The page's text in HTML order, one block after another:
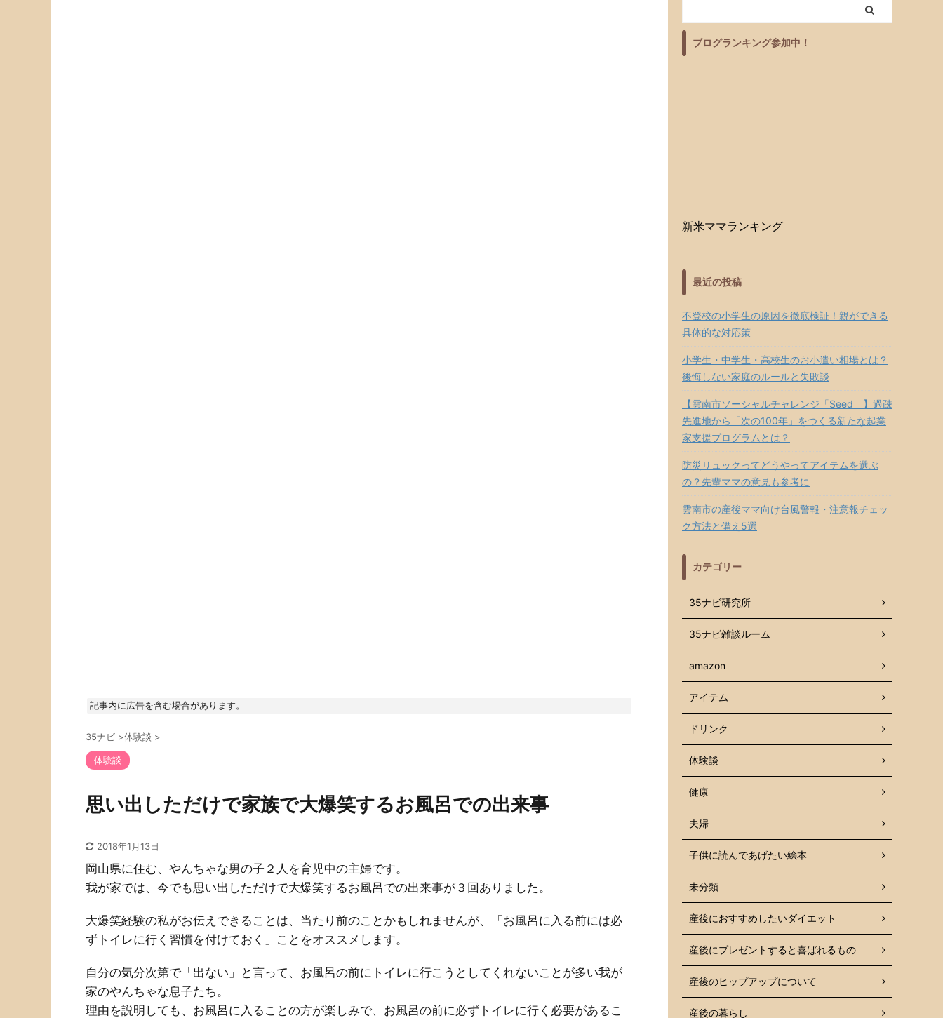
記事内に広告を含む場合があります。
35ナビ >体験談 >
体験談
思い出しただけで家族で大爆笑するお風呂での出来事
2018年1月13日
岡山県に住む、やんちゃな男の子２人を育児中の主婦です。
我が家では、今でも思い出しただけで大爆笑するお風呂での出来事が３回ありました。
大爆笑経験の私がお伝えできることは、当たり前のことかもしれませんが、「お風呂に入る前には必
ずトイレに行く習慣を付けておく」ことをオススメします。
自分の気分次第で「出ない」と言って、お風呂の前にトイレに行こうとしてくれないことが多い我が
家のやんちゃな息子たち。
理由を説明しても、お風呂に入ることの方が楽しみで、お風呂の前に必ずトイレに行く必要があるこ
ブログランキング参加中！
新米ママランキング
最近の投稿
不登校の小学生の原因を徹底検証！親ができる
具体的な対応策
小学生・中学生・高校生のお小遣い相場とは？
後悔しない家庭のルールと失敗談
【雲南市ソーシャルチャレンジ「Seed」】過疎
先進地から「次の100年」をつくる新たな起業
家支援プログラムとは？
防災リュックってどうやってアイテムを選ぶ
の？先輩ママの意見も参考に
雲南市の産後ママ向け台風警報・注意報チェッ
ク方法と備え5選
カテゴリー
35ナビ研究所
35ナビ雑談ルーム
amazon
アイテム
ドリンク
体験談
健康
夫婦
子供に読んであげたい絵本
未分類
産後におすすめしたいダイエット
産後にプレゼントすると喜ばれるもの
産後のヒップアップについて
産後の暮らし